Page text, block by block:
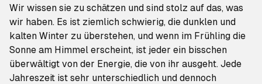
Wir wissen sie zu schätzen und sind stolz auf das, was
wir haben. Es ist ziemlich schwierig, die dunklen und
kalten Winter zu überstehen, und wenn im Frühling die
Sonne am Himmel erscheint, ist jeder ein bisschen
überwältigt von der Energie, die von ihr ausgeht. Jede
Jahreszeit ist sehr unterschiedlich und dennoch